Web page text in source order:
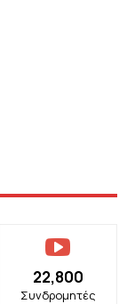
22,800
Συνδρομητές